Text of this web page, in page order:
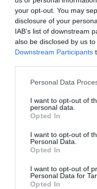
your opt-out. You may
disclosure of your
IAB’s list of downstream
also be disclosed by us
Downstream Participants
Personal Data
I want to opt-out of
personal data.
Opted In
I want to opt-out of
Personal Data.
Opted In
I want to opt-out of
Personal Data for
Opted In
relacionadas con la
audiovisuales y
la tarea educativa.
grupos ganadores
número 31.
Durante el acto, los
Grado de Farmacia
presentar el contenido
En esta ocasión, se
la Dra. Josefa Badia,
Doctorado; la Dra.